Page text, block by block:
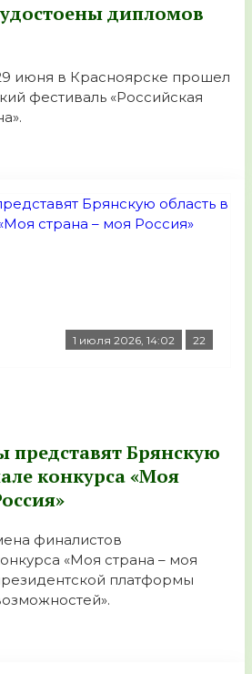
дипломов
июня в Красноярске прошел
фестиваль «Российская
1 июля 2026, 14:02 22
представят Брянскую
конкурса «Моя
финалистов
«Моя страна – моя
платформы